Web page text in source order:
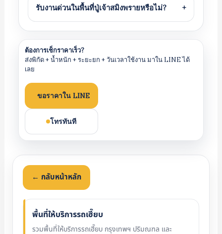
รับงานด่วนในพื้นที่ปู่เจ้าสมิงพรายหรือไม่? +
ต้องการเช็กราคาเร็ว?
ส่งพิกัด + น้ำหนัก + ระยะยก + วันเวลาใช้งาน มาใน LINE ได้
เลย
ขอราคาใน LINE
โทรทันที
← กลับหน้าหลัก
พื้นที่ให้บริการรถเฮี๊ยบ
รวมพื้นที่ให้บริการรถเฮี๊ยบ กรุงเทพฯ ปริมณฑล และ